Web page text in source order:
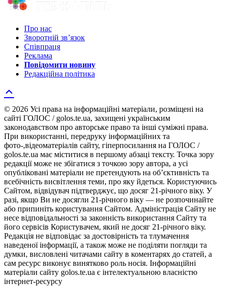
Про нас
Зворотній зв’язок
Співпраця
Реклама
Повідомити новину
Редакційна політика
© 2026 Усі права на інформаційні матеріали, розміщені на
сайті ГОЛОС / golos.te.ua, захищені українським
законодавством про авторське право та інші суміжні права.
При використанні, передруку інформаційних та
фото-,відеоматеріалів сайту, гіперпосилання на ГОЛОС /
golos.te.ua має міститися в першому абзаці тексту. Точка зору
редакції може не збігатися з точкою зору автора, а усі
опубліковані матеріали не претендують на об’єктивність та
всебічність висвітлення теми, про яку йдеться. Користуючись
Сайтом, відвідувач підтверджує, що досяг 21-річного віку. У
разі, якщо Ви не досягли 21-річного віку — не розпочинайте
або припиніть користування Сайтом. Адміністрація Сайту не
несе відповідальності за законність використання Сайту та
його сервісів Користувачем, який не досяг 21-річного віку.
Редакція не відповідає за достовірність та тлумачення
наведеної інформації, а також може не поділяти погляди та
думки, висловлені читачами сайту в коментарях до статей, а
сам ресурс виконує винятково роль носія. Інформаційні
матеріали сайту golos.te.ua є інтелектуальною власністю
інтернет-ресурсу